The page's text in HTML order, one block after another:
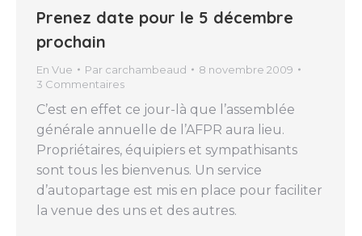
Prenez date pour le 5 décembre
prochain
En Vue Par carchambeaud
8 novembre 2009
3 Commentaires
C’est en effet ce jour-là que l’assemblée
générale annuelle de l’AFPR aura lieu.
Propriétaires, équipiers et sympathisants
sont tous les bienvenus. Un service
d’autopartage est mis en place pour faciliter
la venue des uns et des autres.